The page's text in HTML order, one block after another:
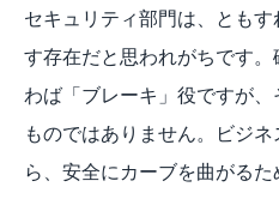
セキュリティ部門は、とも
す存在だと思われがちです
わば「ブレーキ」役ですが
ものではありません。ビジ
ら、安全にカーブを曲がる